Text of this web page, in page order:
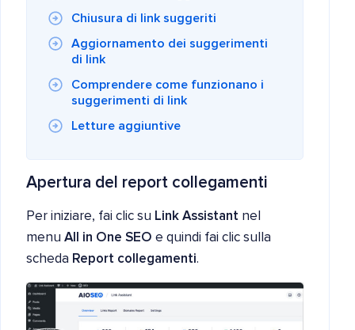
Chiusura di link suggeriti
Aggiornamento dei suggerimenti
di link
Comprendere come funzionano i
suggerimenti di link
Letture aggiuntive
Apertura del report collegamenti
Per iniziare, fai clic su Link Assistant nel
menu All in One SEO e quindi fai clic sulla
scheda Report collegamenti.